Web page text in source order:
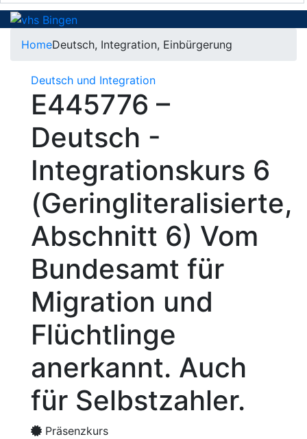
HomeDeutsch, Integration, Einbürgerung
Deutsch und Integration
E445776 –
Deutsch -
Integrationskurs 6
(Geringliteralisierte,
Abschnitt 6) Vom
Bundesamt für
Migration und
Flüchtlinge
anerkannt. Auch
für Selbstzahler.
Präsenzkurs